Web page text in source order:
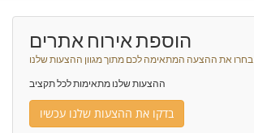
הוספת אירוח אתרים
בחרו את ההצעה המתאימה לכם מתוך מגוון ההצעות שלנו
ההצעות שלנו מתאימות לכל תקציב
בדקו את ההצעות שלנו עכשיו